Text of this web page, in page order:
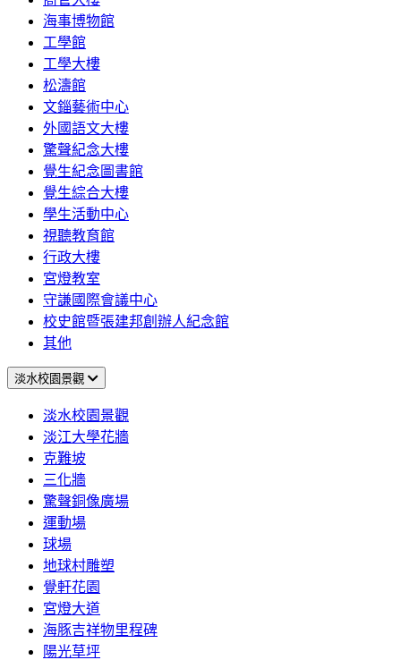
海事博物館
工學館
工學大樓
松濤館
文錙藝術中心
外國語文大樓
驚聲紀念大樓
覺生紀念圖書館
覺生綜合大樓
學生活動中心
視聽教育館
行政大樓
宮燈教室
守謙國際會議中心
校史館暨張建邦創辦人紀念館
其他
淡水校園景觀
淡水校園景觀
淡江大學花牆
克難坡
三化牆
驚聲銅像廣場
運動場
球場
地球村雕塑
覺軒花園
宮燈大道
海豚吉祥物里程碑
陽光草坪